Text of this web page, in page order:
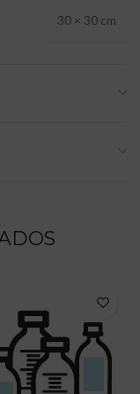
30 × 30 cm